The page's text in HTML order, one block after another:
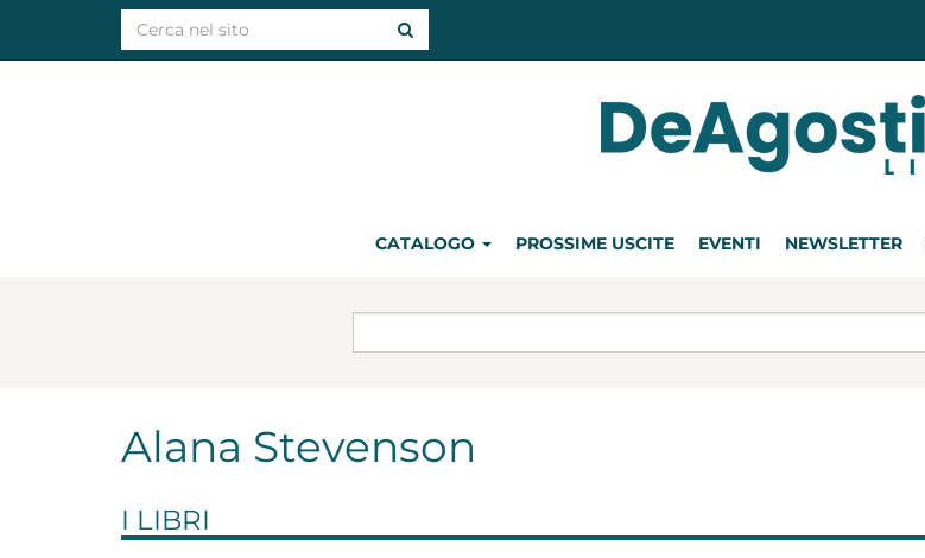
CATALOGO PROSSIME USCITE EVENTI NEWSLETTER
Alana Stevenson
I LIBRI